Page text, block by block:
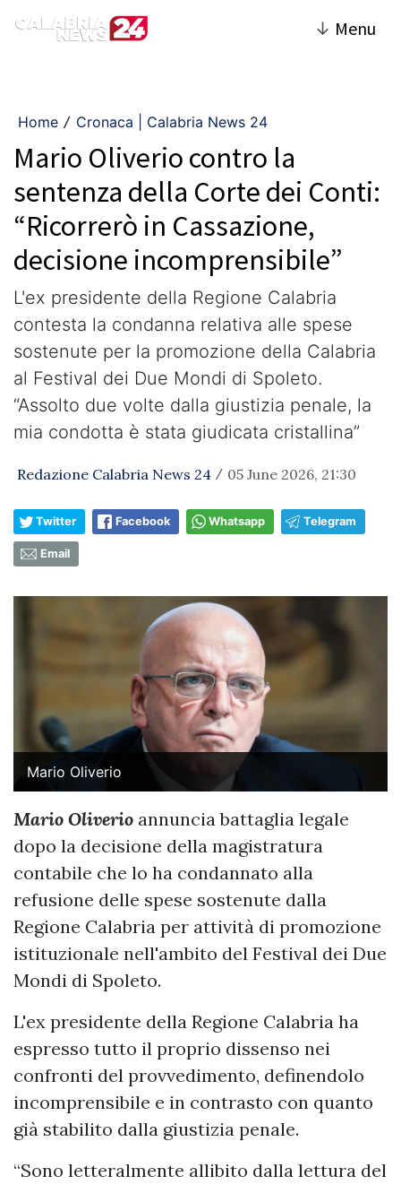
↓ Menu
Home / Cronaca | Calabria News 24
Mario Oliverio contro la
sentenza della Corte dei Conti:
“Ricorrerò in Cassazione,
decisione incomprensibile”
L'ex presidente della Regione Calabria
contesta la condanna relativa alle spese
sostenute per la promozione della Calabria
al Festival dei Due Mondi di Spoleto.
“Assolto due volte dalla giustizia penale, la
mia condotta è stata giudicata cristallina”
Redazione Calabria News 24 / 05 June 2026, 21:30
Twitter Facebook Whatsapp Telegram
Email
Mario Oliverio
Mario Oliverio annuncia battaglia legale
dopo la decisione della magistratura
contabile che lo ha condannato alla
refusione delle spese sostenute dalla
Regione Calabria per attività di promozione
istituzionale nell'ambito del Festival dei Due
Mondi di Spoleto.
L'ex presidente della Regione Calabria ha
espresso tutto il proprio dissenso nei
confronti del provvedimento, definendolo
incomprensibile e in contrasto con quanto
già stabilito dalla giustizia penale.
“Sono letteralmente allibito dalla lettura del